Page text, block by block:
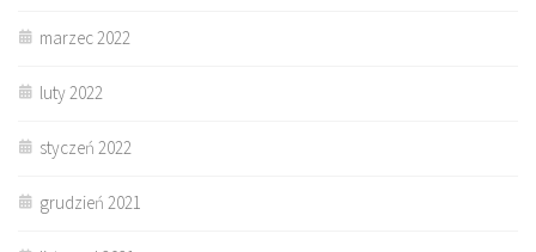
marzec 2022
luty 2022
styczeń 2022
grudzień 2021